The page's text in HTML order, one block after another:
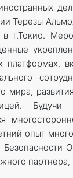
Терезы
г.Токио.
мира,
опыт
Безопасности